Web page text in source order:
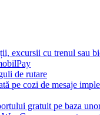
excursii cu trenul sau
de rutare
pe cozi de mesaje
gratuit pe baza